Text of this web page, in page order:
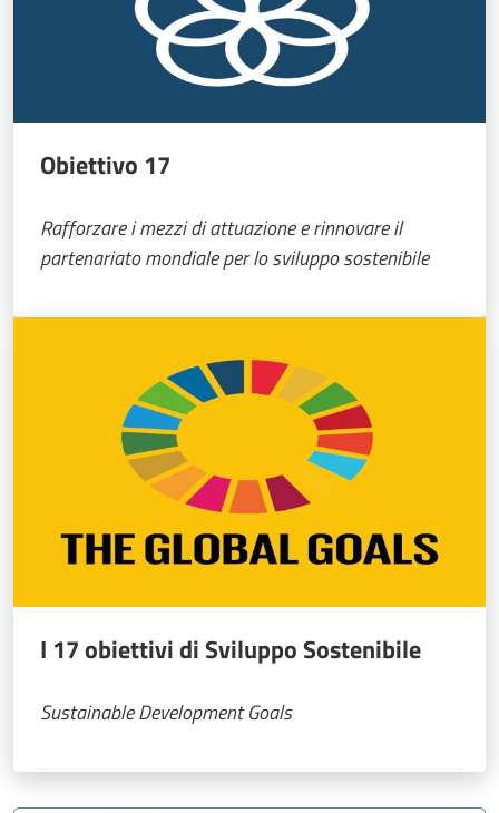
Obiettivo 17
Rafforzare i mezzi di attuazione e rinnovare il
partenariato mondiale per lo sviluppo sostenibile
I 17 obiettivi di Sviluppo Sostenibile
Sustainable Development Goals